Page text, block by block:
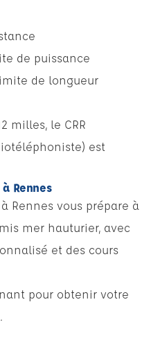
de puissance
de longueur
milles, le CRR
est
Rennes
Rennes vous prépare à
mer hauturier, avec
et des cours
pour obtenir votre